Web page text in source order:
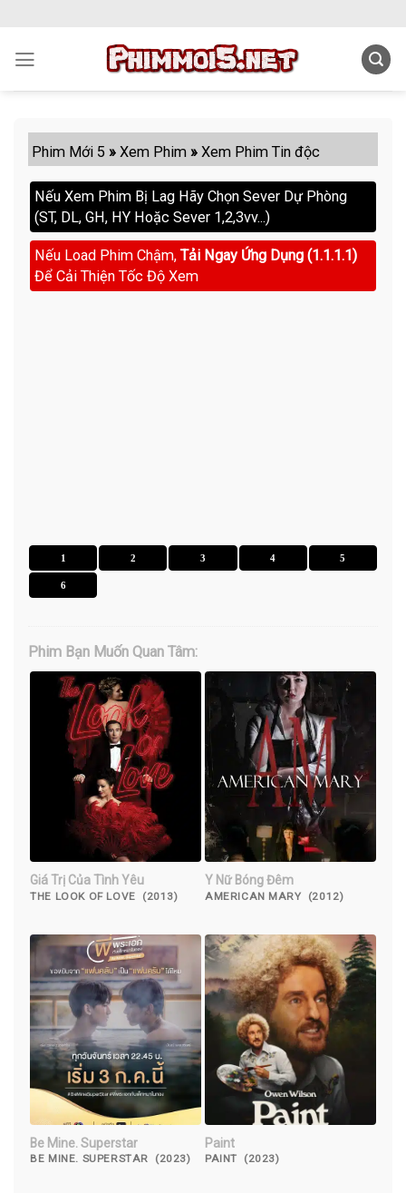
content
Phim Mới 5 »Xem Phim »Xem Phim Tin độc
Nếu Xem Phim Bị Lag Hãy Chọn Sever Dự Phòng
(ST, DL, GH, HY Hoặc Sever 1,2,3vv...)
Nếu Load Phim Chậm, Tải Ngay Ứng Dụng (1.1.1.1)
Để Cải Thiện Tốc Độ Xem
1 2 3 4 5
6
Phim Bạn Muốn Quan Tâm:
Giá Trị Của Tình Yêu
THE LOOK OF LOVE (2013)
Y Nữ Bóng Đêm
AMERICAN MARY (2012)
Be Mine. Superstar
BE MINE. SUPERSTAR (2023)
Paint
PAINT (2023)